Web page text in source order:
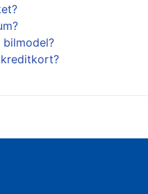
bilmodel?